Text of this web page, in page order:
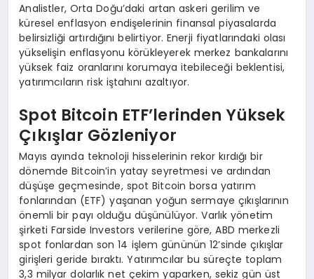
Analistler, Orta Doğu’daki artan askeri gerilim ve
küresel enflasyon endişelerinin finansal piyasalarda
belirsizliği artırdığını belirtiyor. Enerji fiyatlarındaki olası
yükselişin enflasyonu körükleyerek merkez bankalarını
yüksek faiz oranlarını korumaya itebileceği beklentisi,
yatırımcıların risk iştahını azaltıyor.
Spot Bitcoin ETF’lerinden Yüksek
Çıkışlar Gözleniyor
Mayıs ayında teknoloji hisselerinin rekor kırdığı bir
dönemde Bitcoin’in yatay seyretmesi ve ardından
düşüşe geçmesinde, spot Bitcoin borsa yatırım
fonlarından (ETF) yaşanan yoğun sermaye çıkışlarının
önemli bir payı olduğu düşünülüyor. Varlık yönetim
şirketi Farside Investors verilerine göre, ABD merkezli
spot fonlardan son 14 işlem gününün 12’sinde çıkışlar
girişleri geride bıraktı. Yatırımcılar bu süreçte toplam
3,3 milyar dolarlık net çekim yaparken, sekiz gün üst